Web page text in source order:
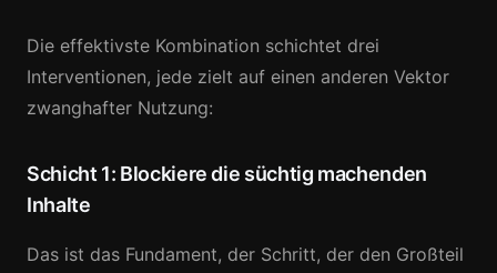
Die effektivste Kombination schichtet drei
Interventionen, jede zielt auf einen anderen Vektor
zwanghafter Nutzung:
Schicht 1: Blockiere die süchtig machenden
Inhalte
Das ist das Fundament, der Schritt, der den Großteil